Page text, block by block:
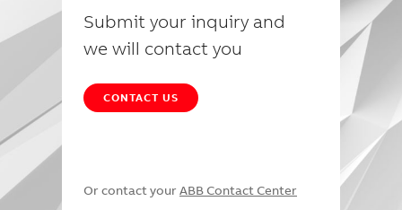
Submit your inquiry and
we will contact you
CONTACT US
Or contact your ABB Contact Center